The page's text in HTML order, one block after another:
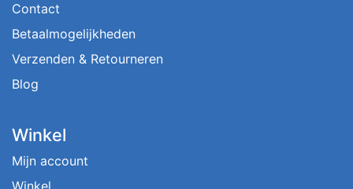
Contact
Betaalmogelijkheden
Verzenden & Retourneren
Blog
Winkel
Mijn account
Winkel